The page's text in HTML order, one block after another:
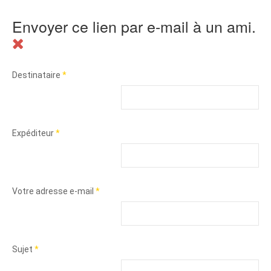
Envoyer ce lien par e-mail à un ami.
Destinataire *
Expéditeur*
Votre adresse e-mail *
Sujet *